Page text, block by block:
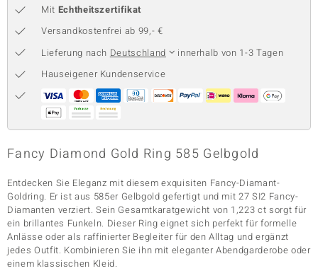
Classics
Mit Echtheitszertifikat
Versandkostenfrei ab 99,- €
Lieferung nach Deutschland
innerhalb von 1-3 Tagen
Hauseigener Kundenservice
Fancy Diamond Gold Ring 585 Gelbgold
Entdecken Sie Eleganz mit diesem exquisiten Fancy-Diamant-
Goldring. Er ist aus 585er Gelbgold gefertigt und mit 27 SI2 Fancy-
Diamanten verziert. Sein Gesamtkaratgewicht von 1,223 ct sorgt für
ein brillantes Funkeln. Dieser Ring eignet sich perfekt für formelle
Anlässe oder als raffinierter Begleiter für den Alltag und ergänzt
jedes Outfit. Kombinieren Sie ihn mit eleganter Abendgarderobe oder
einem klassischen Kleid.